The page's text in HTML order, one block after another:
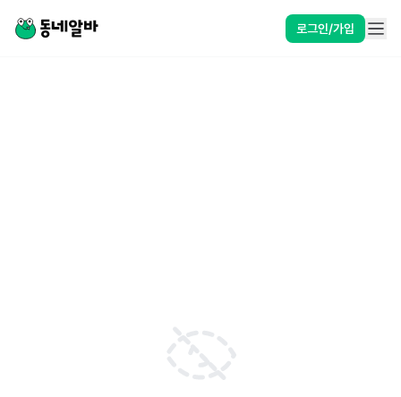
로그인/가입